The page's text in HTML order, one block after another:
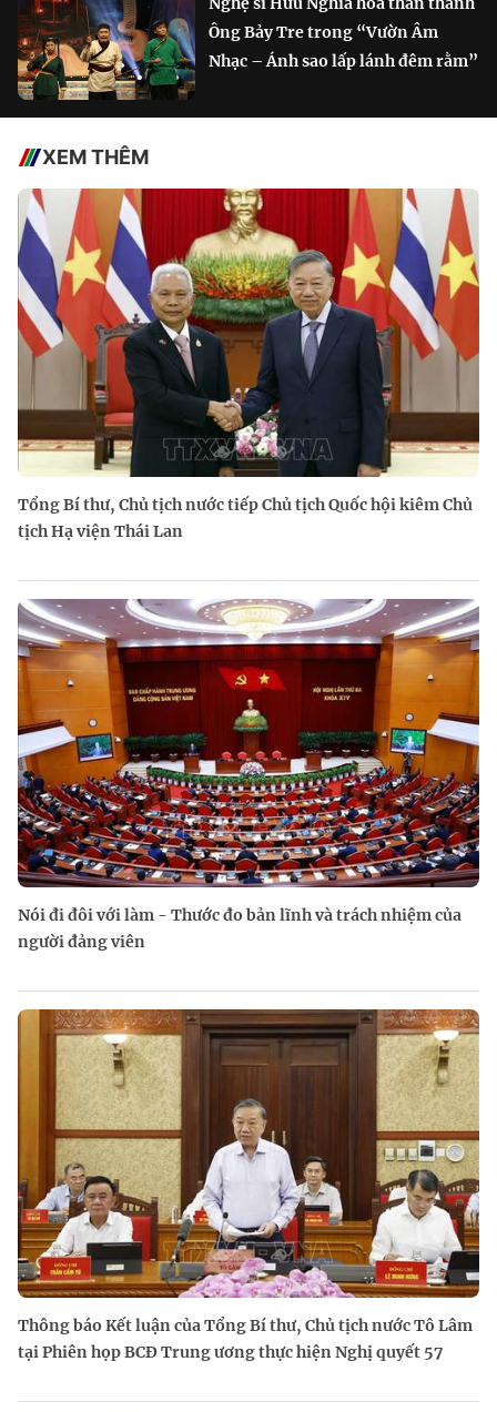
Ông Bảy Tre trong “Vườn Âm
Nhạc – Ánh sao lấp lánh đêm rằm”
XEM THÊM
Tổng Bí thư, Chủ tịch nước tiếp Chủ tịch Quốc hội kiêm Chủ
tịch Hạ viện Thái Lan
Nói đi đôi với làm - Thước đo bản lĩnh và trách nhiệm của
người đảng viên
Thông báo Kết luận của Tổng Bí thư, Chủ tịch nước Tô Lâm
tại Phiên họp BCĐ Trung ương thực hiện Nghị quyết 57